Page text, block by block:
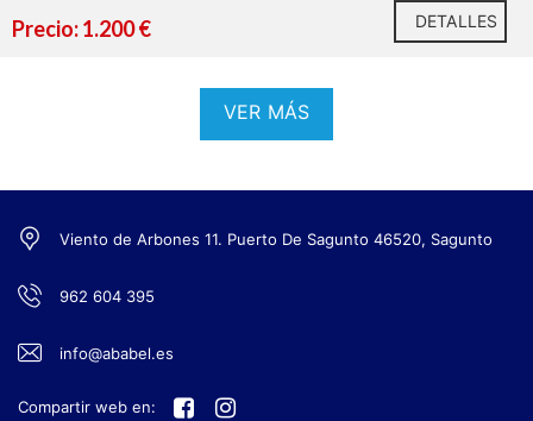
Precio: 1.200 € DETALLES
VER MÁS
Viento de Arbones 11. Puerto De Sagunto 46520, Sagunto
962 604 395
info@ababel.es
Compartir web en: